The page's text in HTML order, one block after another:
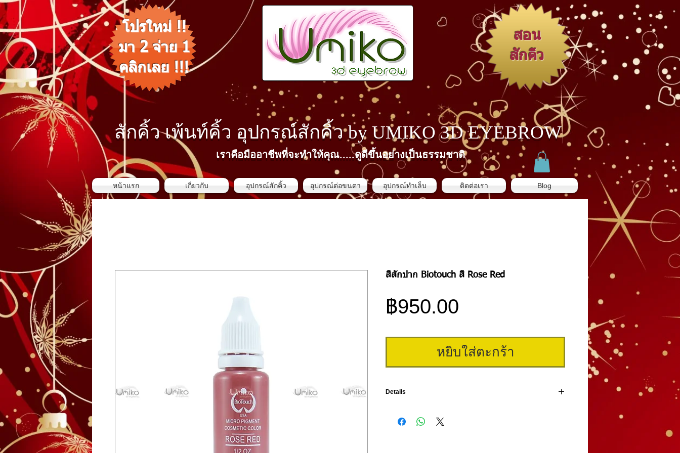
สักคิ้ว เพ้นท์คิ้ว​ อุปกรณ์สักคิ้ว by UMIKO 3D EYEBROW
เราคือมืออาชีพที่จะทำให้คุณ.....ดูดีขึ้นอย่างเป็นธรรมชาติ
สอน
สักคิ้ว
โปรใหม่ !!
มา 2 จ่าย 1
คลิกเลย !!!
หน้าแรก เกี่ยวกับ อุปกรณ์สักคิ้ว อุปกรณ์ต่อขนตา อุปกรณ์ทำเล็บ ติดต่อเรา Blog
สีสักปาก Biotouch สี Rose Red
฿950.00
หยิบใส่ตะกร้า
Details
ง่าย สีสวยมีมิติ ของแท้จากอเมริการ้อยเปอร์เซ็นต์เพราะเราเป็นตัวแทน
จำหน่ายอย่างถูกต้อง